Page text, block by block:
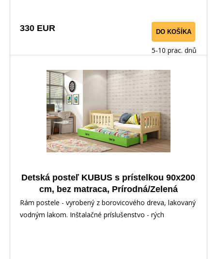
330 EUR DO KOŠÍKA
5-10 prac. dnů
Detská posteľ KUBUS s prístelkou 90x200
cm, bez matraca, Prírodná/Zelená
Rám postele - vyrobený z borovicového dreva, lakovaný
vodným lakom. Inštalačné príslušenstvo - rých